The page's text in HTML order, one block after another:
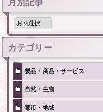
月別記事
月
記
事
カテゴリー
製品・商品・サービス
自然・生物
都市・地域